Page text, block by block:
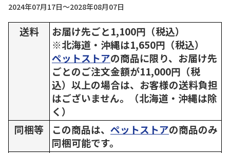
2024年07月17日～2028年08月07日
送料
お届け先ごと1,100円（税込）
※北海道・沖縄は1,650円（税込）
ペットストアの商品に限り、お届け先
ごとのご注文金額が11,000円（税
込）以上の場合は、お客様の送料負担
はございません。（北海道・沖縄は除
く）
同梱等
この商品は、 ペットストアの商品のみ
同梱可能です。